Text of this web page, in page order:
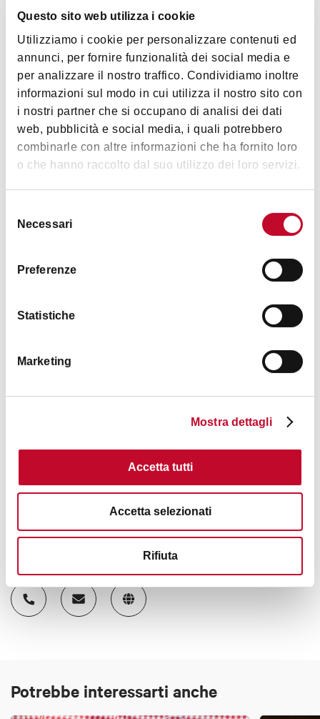
Questo sito web utilizza i cookie
Utilizziamo i cookie per personalizzare contenuti ed
annunci, per fornire funzionalità dei social media e
per analizzare il nostro traffico. Condividiamo inoltre
informazioni sul modo in cui utilizza il nostro sito con
i nostri partner che si occupano di analisi dei dati
web, pubblicità e social media, i quali potrebbero
combinarle con altre informazioni che ha fornito loro
o che hanno raccolto dal suo utilizzo dei loro servizi.
delNecessari
Preferenze
Statistiche
Marketing
Mostra dettagli
Accetta tutti
Accetta selezionati
Rifiuta
Piatti tradizionali
Piatti per vegetariani
Vini bio
Spazio all'aperto
Specialità
Cucina Bolognese
Prezzo
Bancomat, Mastercard, Visa, Satispay
Animali accettati
Orari
Da martedì a domenica: pranzo e cena - 12:00/15:00 e
19:00/22:30
Immagini
Potrebbe interessarti anche